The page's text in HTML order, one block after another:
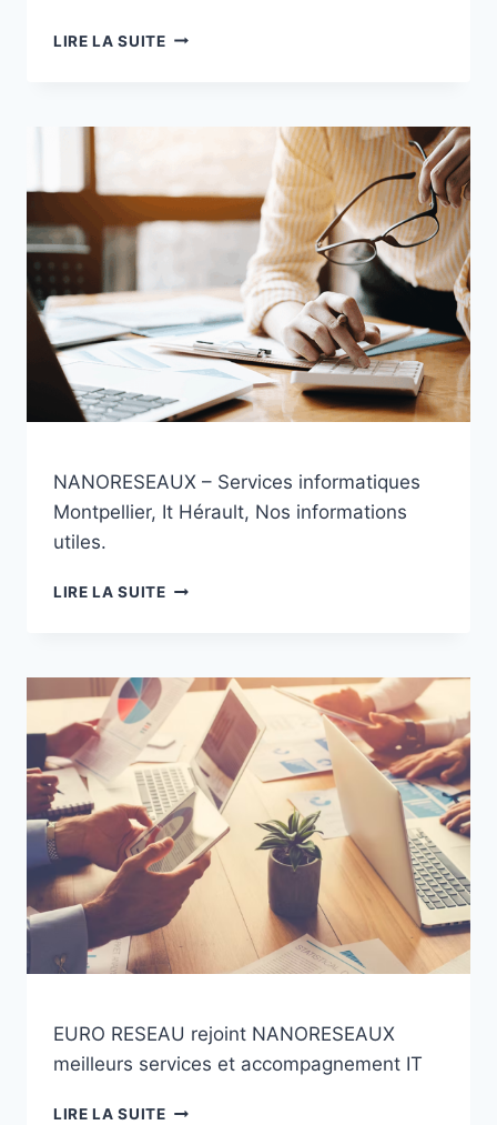
LIRE LA SUITESUIVI
VISITES
PRÉVENTIVES
ACCOMPAGNEMENT
POUR
NANORESEAUX – Services informatiques
Montpellier, It Hérault, Nos informations
utiles.
LIRE LA SUITEINFORMATIONS
EURO RESEAU rejoint NANORESEAUX
meilleurs services et accompagnement IT
LIRE LA SUITEEURO